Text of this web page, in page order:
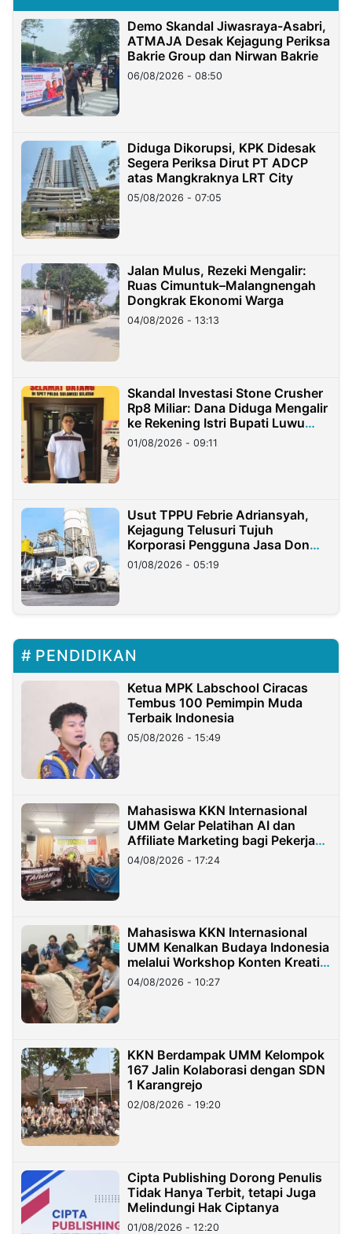
Demo Skandal Jiwasraya-Asabri,
ATMAJA Desak Kejagung Periksa
Bakrie Group dan Nirwan Bakrie
06/08/2026 - 08:50
Diduga Dikorupsi, KPK Didesak
Segera Periksa Dirut PT ADCP
atas Mangkraknya LRT City
05/08/2026 - 07:05
Jalan Mulus, Rezeki Mengalir:
Ruas Cimuntuk–Malangnengah
Dongkrak Ekonomi Warga
04/08/2026 - 13:13
Skandal Investasi Stone Crusher
Rp8 Miliar: Dana Diduga Mengalir
ke Rekening Istri Bupati Luwu
Timur
01/08/2026 - 09:11
Usut TPPU Febrie Adriansyah,
Kejagung Telusuri Tujuh
Korporasi Pengguna Jasa Don
Ritto
01/08/2026 - 05:19
PENDIDIKAN
Ketua MPK Labschool Ciracas
Tembus 100 Pemimpin Muda
Terbaik Indonesia
05/08/2026 - 15:49
Mahasiswa KKN Internasional
UMM Gelar Pelatihan AI dan
Affiliate Marketing bagi Pekerja
Migran Indonesia di Taiwan
04/08/2026 - 17:24
Mahasiswa KKN Internasional
UMM Kenalkan Budaya Indonesia
melalui Workshop Konten Kreatif
di Taiwan
04/08/2026 - 10:27
KKN Berdampak UMM Kelompok
167 Jalin Kolaborasi dengan SDN
1 Karangrejo
02/08/2026 - 19:20
Cipta Publishing Dorong Penulis
Tidak Hanya Terbit, tetapi Juga
Melindungi Hak Ciptanya
01/08/2026 - 12:20